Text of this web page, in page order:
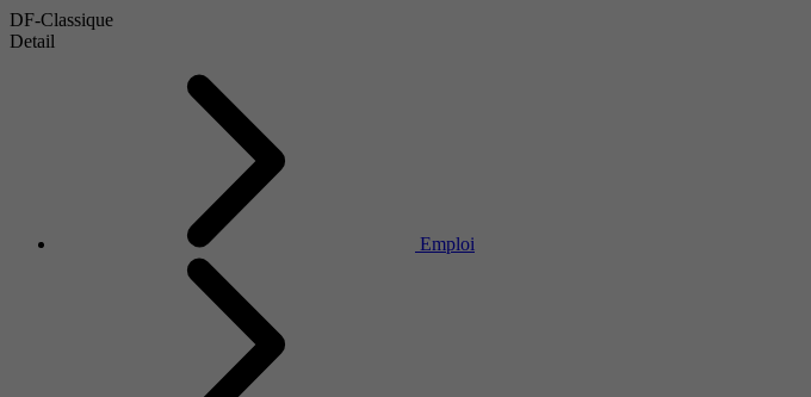
DF-Classique
Detail
Emploi